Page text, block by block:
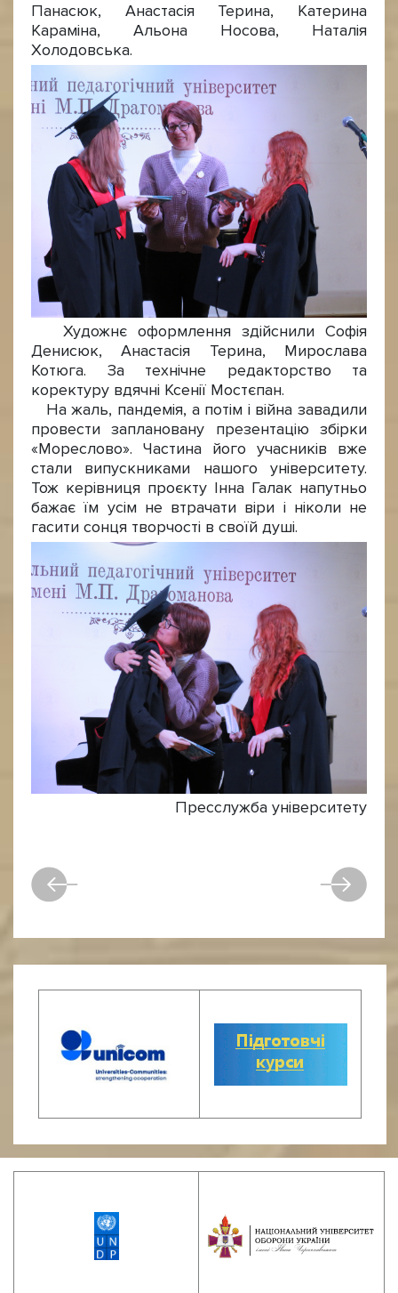
Панасюк, Анастасія Терина, Катерина
Караміна, Альона Носова, Наталія
Холодовська.
Художнє оформлення здійснили Софія
Денисюк, Анастасія Терина, Мирослава
Котюга. За технічне редакторство та
коректуру вдячні Ксенії Мостєпан.
На жаль, пандемія, а потім і війна завадили
провести заплановану презентацію збірки
«Мореслово». Частина його учасників вже
стали випускниками нашого університету.
Тож керівниця проєкту Інна Галак напутньо
бажає їм усім не втрачати віри і ніколи не
гасити сонця творчості в своїй душі.
Пресслужба університету